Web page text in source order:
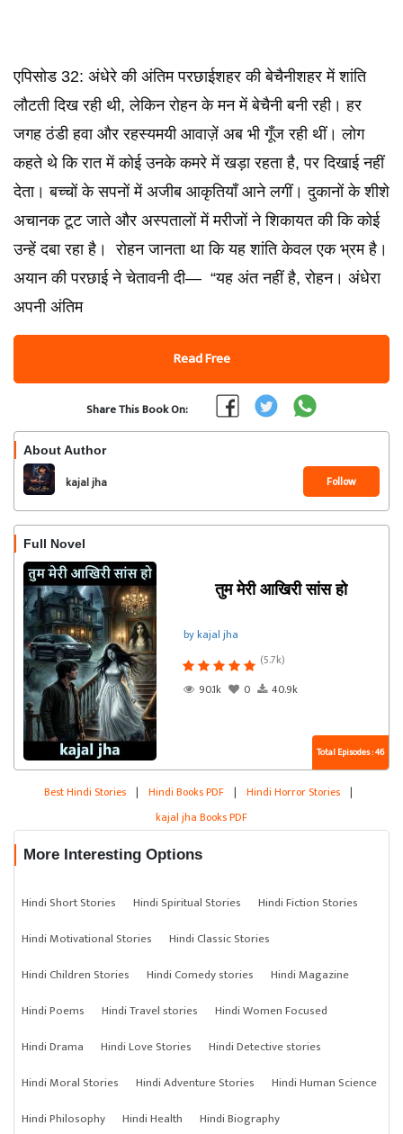
एपिसोड 32: अंधेरे की अंतिम परछाईशहर की बेचैनीशहर में शांति
लौटती दिख रही थी, लेकिन रोहन के मन में बेचैनी बनी रही। हर
जगह ठंडी हवा और रहस्यमयी आवाज़ें अब भी गूँज रही थीं। लोग
कहते थे कि रात में कोई उनके कमरे में खड़ा रहता है, पर दिखाई नहीं
देता। बच्चों के सपनों में अजीब आकृतियाँ आने लगीं। दुकानों के शीशे
अचानक टूट जाते और अस्पतालों में मरीजों ने शिकायत की कि कोई
उन्हें दबा रहा है। रोहन जानता था कि यह शांति केवल एक भ्रम है।
अयान की परछाई ने चेतावनी दी— “यह अंत नहीं है, रोहन। अंधेरा
अपनी अंतिम
Read Free
Share This Book On:
About Author
kajal jha Follow
Full Novel
तुम मेरी आखिरी सांस हो
by kajal jha
(5.7k)
90.1k
0 40.9k
Total Episodes : 46
Best Hindi Stories | Hindi Books PDF | Hindi Horror Stories |
kajal jha Books PDF
More Interesting Options
Hindi Short Stories Hindi Spiritual Stories
Hindi Fiction Stories
Hindi Motivational Stories
Hindi Classic Stories
Hindi Children Stories
Hindi Comedy stories
Hindi Magazine
Hindi Poems
Hindi Travel stories
Hindi Women Focused
Hindi Drama
Hindi Love Stories
Hindi Detective stories
Hindi Moral Stories
Hindi Adventure Stories
Hindi Human Science
Hindi Philosophy
Hindi Health Hindi Biography